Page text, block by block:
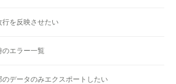
を反映させたい
のエラー一覧
データのみエクスポートしたい